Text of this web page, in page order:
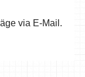
via E-Mail.